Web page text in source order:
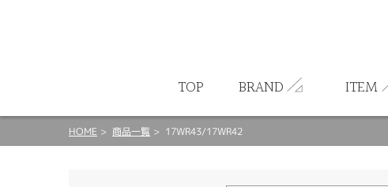
TOP BRAND ITEM
HOME 商品一覧 17WR43/17WR42